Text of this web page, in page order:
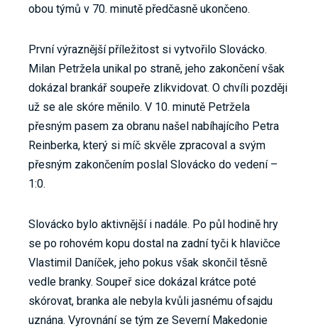
obou týmů v 70. minutě předčasně ukončeno.
První výraznější příležitost si vytvořilo Slovácko.
Milan Petržela unikal po straně, jeho zakončení však
dokázal brankář soupeře zlikvidovat. O chvíli později
už se ale skóre měnilo. V 10. minutě Petržela
přesným pasem za obranu našel nabíhajícího Petra
Reinberka, který si míč skvěle zpracoval a svým
přesným zakončením poslal Slovácko do vedení –
1:0.
Slovácko bylo aktivnější i nadále. Po půl hodině hry
se po rohovém kopu dostal na zadní tyči k hlavičce
Vlastimil Daníček, jeho pokus však skončil těsně
vedle branky. Soupeř sice dokázal krátce poté
skórovat, branka ale nebyla kvůli jasnému ofsajdu
uznána. Vyrovnání se tým ze Severní Makedonie